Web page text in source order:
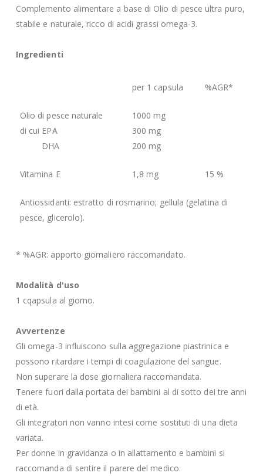
Complemento alimentare a base di Olio di pesce ultra puro,
stabile e naturale, ricco di acidi grassi omega-3.
Ingredienti
per 1 capsula %AGR*
Olio di pesce naturale
di cui EPA
DHA
1000 mg
300 mg
200 mg
Vitamina E 1,8 mg 15 %
Antiossidanti: estratto di rosmarino; gellula (gelatina di
pesce, glicerolo).
* %AGR: apporto giornaliero raccomandato.
Modalità d'uso
1 cqapsula al giorno.
Avvertenze
Gli omega-3 influiscono sulla aggregazione piastrinica e
possono ritardare i tempi di coagulazione del sangue.
Non superare la dose giornaliera raccomandata.
Tenere fuori dalla portata dei bambini al di sotto dei tre anni
di età.
Gli integratori non vanno intesi come sostituti di una dieta
variata.
Per donne in gravidanza o in allattamento e bambini si
raccomanda di sentire il parere del medico.